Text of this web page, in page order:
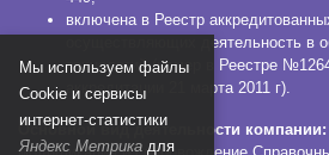
включена в Реестр
осуществляющих деятельность в
технологий (номер в Реестре
аккредитации 21 марта 2011 г).
Основной вид деятельности компании:
Мы используем файлы
Сookie и сервисы
интернет-статистики
Яндекс Метрика для